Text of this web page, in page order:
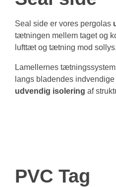
Seal side er vores pergolas
tætningen mellem taget og
lufttæt og tætning mod sollys.
Lamellernes
langs bladendes
udvendig isolering af
PVC Tag